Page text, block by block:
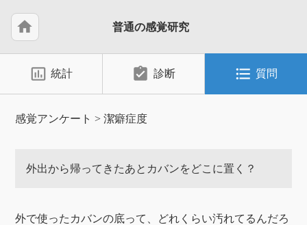
home 普通の感覚研究
insert_chart_outlined 統計 assignment_turned_in 診断 format_list_bulleted 質問
感覚アンケート >潔癖症度
外出から帰ってきたあとカバンをどこに置く？
外で使ったカバンの底って、どれくらい汚れてるんだろ